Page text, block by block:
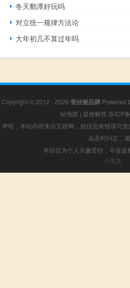
冬天鹅潭好玩吗
对立统一规律方法论
大年初几不算过年吗
Copyright © 2012 - 2026 蚕丝被品牌 Powered
站地图 | 疑难解答 苏ICP
声明：本站内容来自互联网，如信息有错误可
会及时纠正，
本站仅为个人兴趣爱好，不接盈
小男孩